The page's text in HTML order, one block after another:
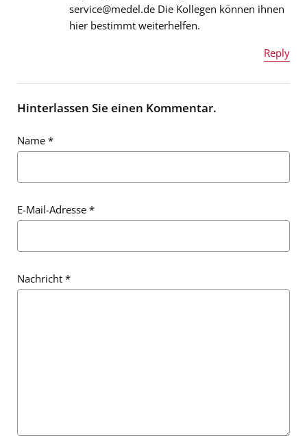
E-Mail-Adresse*
Nachricht*
service@medel.de Die Kollegen können ihnen
hier bestimmt weiterhelfen.
Reply
E-Mail-Adresse
Nachricht*
Hinterlassen Sie einen Kommentar.
Name *
E-Mail-Adresse *
Nachricht *